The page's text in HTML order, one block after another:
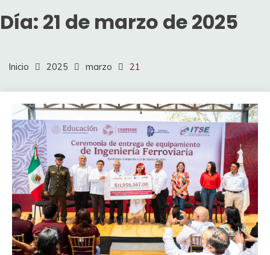
Día: 21 de marzo de 2025
Inicio 2025 marzo 21